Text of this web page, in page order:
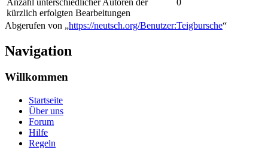
kürzlich erfolgten Bearbeitungen
Abgerufen von „https://neutsch.org/Benutzer:Teigbursche“
Navigation
Willkommen
Startseite
Über uns
Forum
Hilfe
Regeln